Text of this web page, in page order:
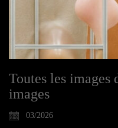
Toutes les
images
03/2026